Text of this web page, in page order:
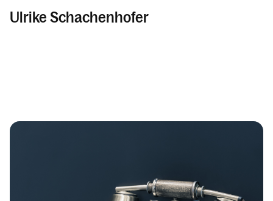
Ulrike Schachenhofer